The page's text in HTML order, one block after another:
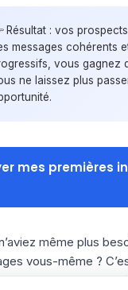
Résultat : vos
messages cohérents
vous gagnez
ne laissez plus
mes premières
même plus
vous-même ?
Waami,l’IA intégrée